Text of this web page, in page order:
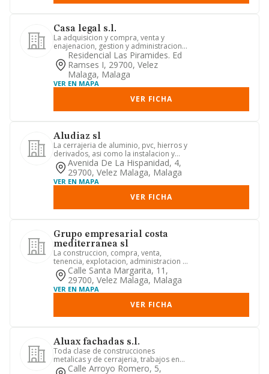
Casa legal s.l.
La adquisicion y compra, venta y
enajenacion, gestion y administracion,
arrendamiento, tenencia y e...
Residencial Las Piramides. Ed
Ramses I, 29700, Velez
Malaga, Malaga
VER EN MAPA
VER FICHA
Aludiaz sl
La cerrajeria de aluminio, pvc, hierros y
derivados, asi como la instalacion y
montajes de dichos e...
Avenida De La Hispanidad, 4,
29700, Velez Malaga, Malaga
VER EN MAPA
VER FICHA
Grupo empresarial costa
mediterranea sl
La construccion, compra, venta,
tenencia, explotacion, administracion y
arrendamiento de inmuebles
Calle Santa Margarita, 11,
29700, Velez Malaga, Malaga
VER EN MAPA
VER FICHA
Aluax fachadas s.l.
Toda clase de construcciones
metalicas y de cerrajeria, trabajos en
hierro, acero, aluminio y otros...
Calle Arroyo Romero, 5,